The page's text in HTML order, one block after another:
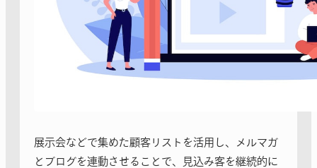
展示会などで集めた顧客リストを活用し、メルマガ
とブログを連動させることで、見込み客を継続的に